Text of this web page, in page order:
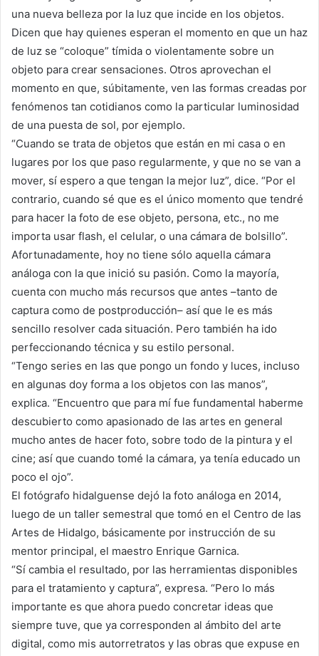
una nueva belleza por la luz que incide en los objetos.
Dicen que hay quienes esperan el momento en que un haz
de luz se “coloque” tímida o violentamente sobre un
objeto para crear sensaciones. Otros aprovechan el
momento en que, súbitamente, ven las formas creadas por
fenómenos tan cotidianos como la particular luminosidad
de una puesta de sol, por ejemplo.
“Cuando se trata de objetos que están en mi casa o en
lugares por los que paso regularmente, y que no se van a
mover, sí espero a que tengan la mejor luz”, dice. “Por el
contrario, cuando sé que es el único momento que tendré
para hacer la foto de ese objeto, persona, etc., no me
importa usar flash, el celular, o una cámara de bolsillo”.
Afortunadamente, hoy no tiene sólo aquella cámara
análoga con la que inició su pasión. Como la mayoría,
cuenta con mucho más recursos que antes –tanto de
captura como de postproducción– así que le es más
sencillo resolver cada situación. Pero también ha ido
perfeccionando técnica y su estilo personal.
“Tengo series en las que pongo un fondo y luces, incluso
en algunas doy forma a los objetos con las manos”,
explica. “Encuentro que para mí fue fundamental haberme
descubierto como apasionado de las artes en general
mucho antes de hacer foto, sobre todo de la pintura y el
cine; así que cuando tomé la cámara, ya tenía educado un
poco el ojo”.
El fotógrafo hidalguense dejó la foto análoga en 2014,
luego de un taller semestral que tomó en el Centro de las
Artes de Hidalgo, básicamente por instrucción de su
mentor principal, el maestro Enrique Garnica.
“Sí cambia el resultado, por las herramientas disponibles
para el tratamiento y captura”, expresa. “Pero lo más
importante es que ahora puedo concretar ideas que
siempre tuve, que ya corresponden al ámbito del arte
digital, como mis autorretratos y las obras que expuse en